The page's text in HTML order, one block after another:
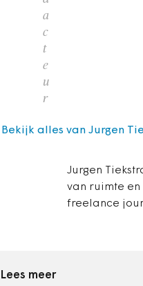
a
c
t
e
u
r
Jurgen
van ruimte
freelance
Bekijk alles van Jurgen
Lees meer